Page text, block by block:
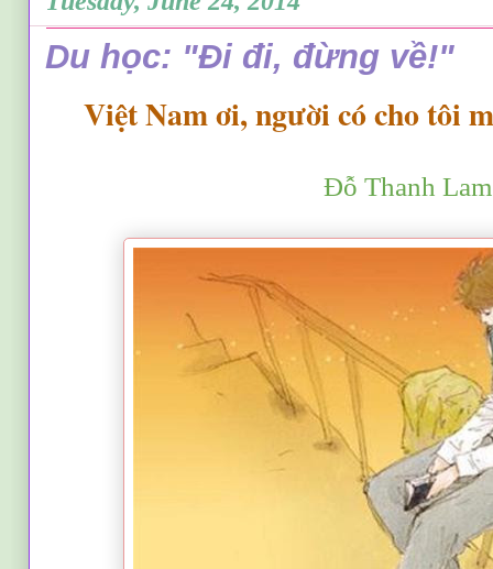
Du học: "Đi đi, đừng về!"
Việt Nam ơi, người có cho tôi
Đỗ Thanh Lam